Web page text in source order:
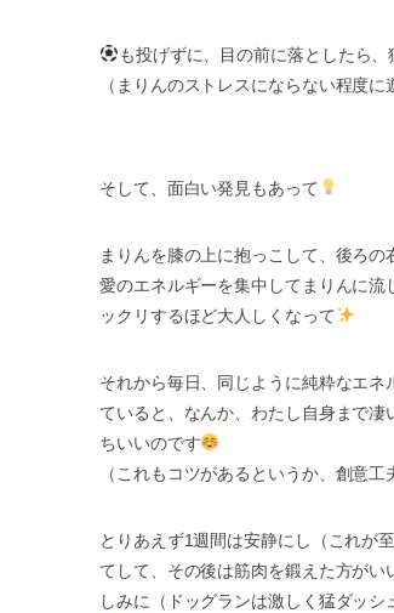
も投げずに、目の前に落としたら
（まりんのストレスにならない程度
そして、面白い発見もあって
まりんを膝の上に抱っこして、後ろ
愛のエネルギーを集中してまりんに
ックリするほど大人しくなって
それから毎日、同じように純粋なエ
ていると、なんか、わたし自身まで凄
ちいいのです
（これもコツがあるというか、創意
とりあえず1週間は安静にし（これが
てして、その後は筋肉を鍛えた方が
しみに（ドッグランは激しく猛ダッ